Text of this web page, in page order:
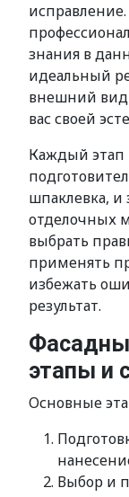
знания в
идеальный
внешний вид
вас своей
Каждый этап
шпаклевка, и
отделочных
выбрать
применять
избежать
результат.
этапы и
Основные
Выбор и